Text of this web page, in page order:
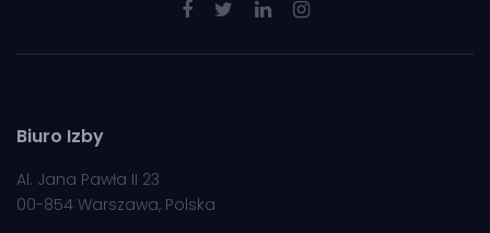
Biuro Izby
Al. Jana Pawła II 23
00-854 Warszawa, Polska